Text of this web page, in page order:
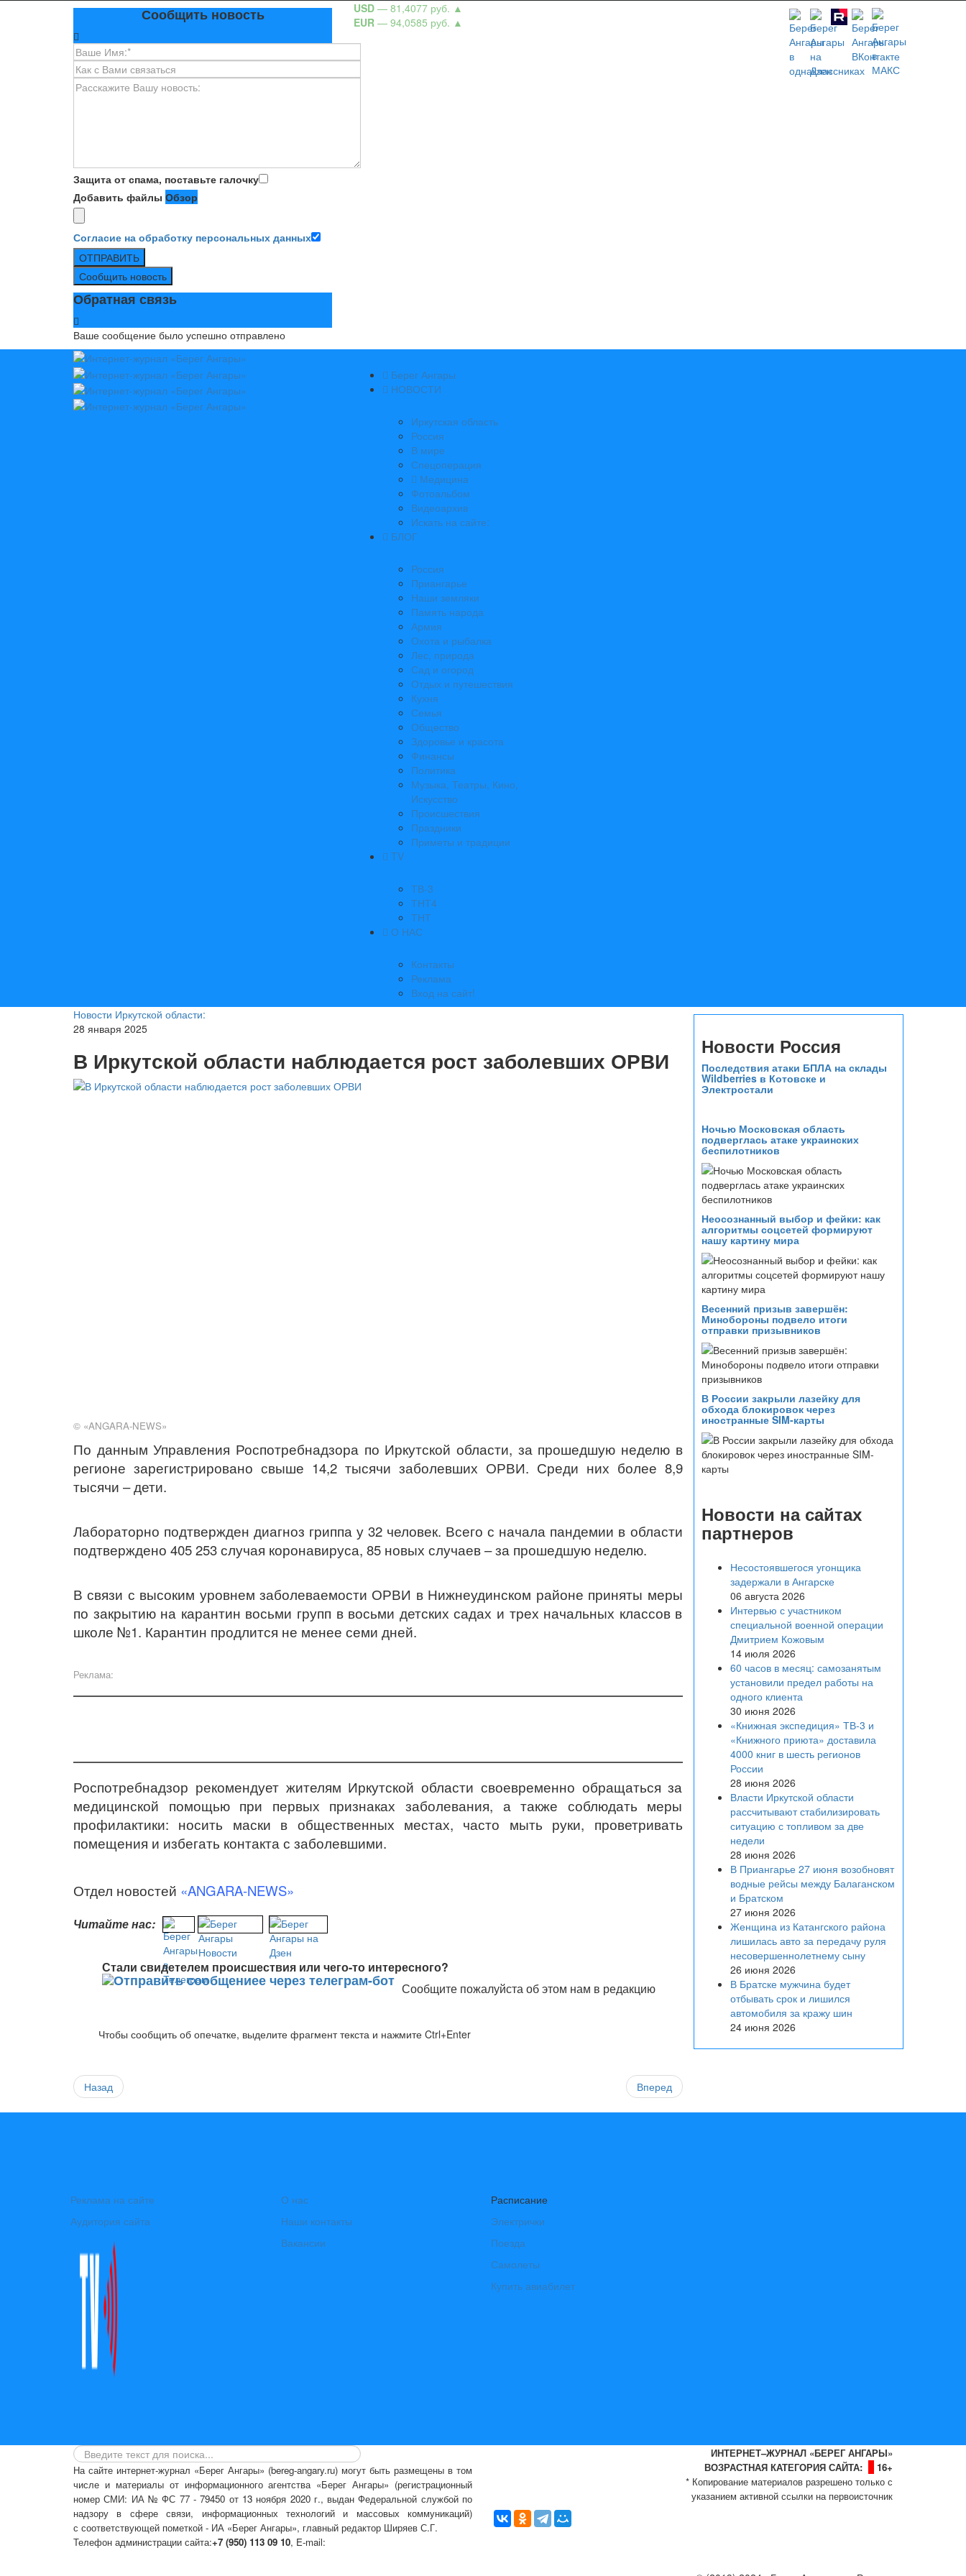
Сообщить новость
Защита от спама, поставьте галочку
Добавить файлы Обзор
Согласие на обработку персональных данных
ОТПРАВИТЬ
Сообщить новость
Обратная связь
Ваше сообщение было успешно отправлено
USD — 81,4077 руб. ▲
EUR — 94,0585 руб. ▲
Берег Ангары
НОВОСТИ
Иркутская область
Россия
В мире
Спецоперация
Медицина
Фотоальбом
Видеоархив
Искать на сайте:
БЛОГ
Россия
Приангарье
Наши земляки
Память народа
Армия
Охота и рыбалка
Лес, природа
Сад и огород
Отдых и путешествия
Кухня
Семья
Общество
Здоровье и красота
Финансы
Политика
Музыка, Театры, Кино,
Искусство
Происшествия
Праздники
Приметы и традиции
TV
ТВ-3
ТНТ4
ТНТ
О НАС
Контакты
Реклама
Вход на сайт!
Новости Иркутской области:
28 января 2025
В Иркутской области наблюдается рост заболевших ОРВИ
© «ANGARA-NEWS»
По данным Управления Роспотребнадзора по Иркутской области, за прошедшую неделю в
регионе зарегистрировано свыше 14,2 тысячи заболевших ОРВИ. Среди них более 8,9
тысячи – дети.
Лабораторно подтвержден диагноз гриппа у 32 человек. Всего с начала пандемии в области
подтверждено 405 253 случая коронавируса, 85 новых случаев – за прошедшую неделю.
В связи с высоким уровнем заболеваемости ОРВИ в Нижнеудинском районе приняты меры
по закрытию на карантин восьми групп в восьми детских садах и трех начальных классов в
школе №1. Карантин продлится не менее семи дней.
Реклама:
Роспотребнадзор рекомендует жителям Иркутской области своевременно обращаться за
медицинской помощью при первых признаках заболевания, а также соблюдать меры
профилактики: носить маски в общественных местах, часто мыть руки, проветривать
помещения и избегать контакта с заболевшими.
Отдел новостей «ANGARA-NEWS»
Читайте нас:
Стали свидетелем происшествия или чего-то интересного?
Сообщите пожалуйста об этом нам в редакцию
Чтобы сообщить об опечатке, выделите фрагмент текста и нажмите Ctrl+Enter
Назад Вперед
Новости Россия
Последствия атаки БПЛА на склады
Wildberries в Котовске и
Электростали
Ночью Московская область
подверглась атаке украинских
беспилотников
Неосознанный выбор и фейки: как
алгоритмы соцсетей формируют
нашу картину мира
Весенний призыв завершён:
Минобороны подвело итоги
отправки призывников
В России закрыли лазейку для
обхода блокировок через
иностранные SIM-карты
Новости на сайтах
партнеров
Несостоявшегося угонщика
задержали в Ангарске
06 августа 2026
Интервью с участником
специальной военной операции
Дмитрием Кожовым
14 июля 2026
60 часов в месяц: самозанятым
установили предел работы на
одного клиента
30 июня 2026
«Книжная экспедиция» ТВ-3 и
«Книжного приюта» доставила
4000 книг в шесть регионов
России
28 июня 2026
Власти Иркутской области
рассчитывают стабилизировать
ситуацию с топливом за две
недели
28 июня 2026
В Приангарье 27 июня возобновят
водные рейсы между Балаганском
и Братском
27 июня 2026
Женщина из Катангского района
лишилась авто за передачу руля
несовершеннолетнему сыну
26 июня 2026
В Братске мужчина будет
отбывать срок и лишился
автомобиля за кражу шин
24 июня 2026
Реклама на сайте
Аудитория сайта
О нас
Наши контакты
Вакансии
Расписание
Электрички
Поезда
Самолеты
Купить авиабилет
На сайте интернет-журнал «Берег Ангары» (bereg-angary.ru) могут быть размещены в том
числе и материалы от информационного агентства «Берег Ангары» (регистрационный
номер СМИ: ИА № ФС 77 - 79450 от 13 ноября 2020 г., выдан Федеральной службой по
надзору в сфере связи, информационных технологий и массовых коммуникаций)
с соответствующей пометкой - ИА «Берег Ангары», главный редактор Ширяев С.Г.
Телефон администрации сайта:+7 (950) 113 09 10, E-mail:
ИНТЕРНЕТ–ЖУРНАЛ «БЕРЕГ АНГАРЫ»
ВОЗРАСТНАЯ КАТЕГОРИЯ САЙТА:
16+
* Копирование материалов разрешено только с
указанием активной ссылки на первоисточник